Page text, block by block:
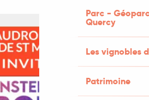
Parc -
Quercy
Les vignobles
Patrimoine